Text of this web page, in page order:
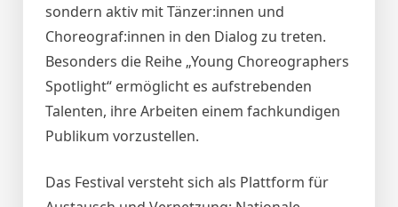
sondern aktiv mit Tänzer:innen und
Choreograf:innen in den Dialog zu treten.
Besonders die Reihe „Young Choreographers
Spotlight“ ermöglicht es aufstrebenden
Talenten, ihre Arbeiten einem fachkundigen
Publikum vorzustellen.
Das Festival versteht sich als Plattform für